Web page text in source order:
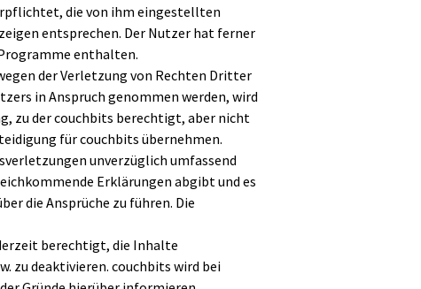
die von ihm eingestellten
entsprechen. Der Nutzer hat ferner
enthalten.
der Verletzung von Rechten Dritter
in Anspruch genommen werden, wird
zu der couchbits berechtigt, aber nicht
für couchbits übernehmen.
unverzüglich umfassend
Erklärungen abgibt und es
die Ansprüche zu führen. Die
berechtigt, die Inhalte
zu deaktivieren. couchbits wird bei